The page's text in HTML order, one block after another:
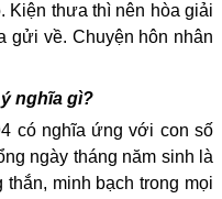
Kiện thưa thì nên hòa giải
gửi về. Chuyện hôn nhân
nghĩa gì?
có nghĩa ứng với con số
ngày tháng năm sinh là
minh bạch trong mọi